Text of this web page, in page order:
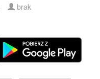
brak